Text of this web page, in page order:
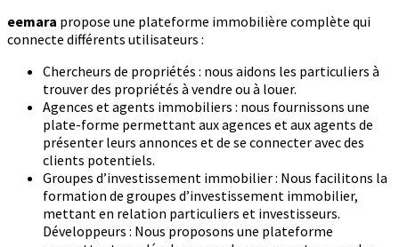
eemara propose une plateforme immobilière complète qui
connecte différents utilisateurs :
Chercheurs de propriétés : nous aidons les particuliers à
trouver des propriétés à vendre ou à louer.
Agences et agents immobiliers : nous fournissons une
plate-forme permettant aux agences et aux agents de
présenter leurs annonces et de se connecter avec des
clients potentiels.
Groupes d’investissement immobilier : Nous facilitons la
formation de groupes d’investissement immobilier,
mettant en relation particuliers et investisseurs.
Développeurs : Nous proposons une plateforme